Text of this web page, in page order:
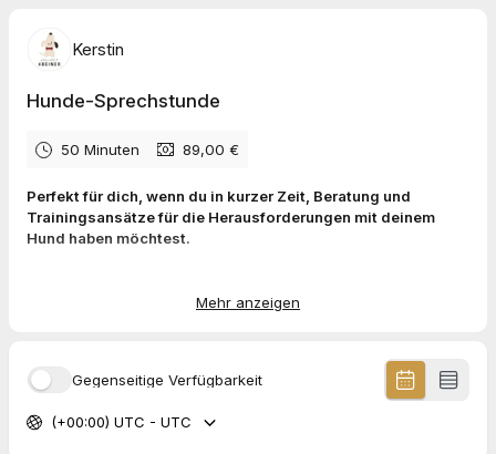
Kerstin
Hunde-Sprechstunde
50 Minuten 89,00 €
Perfekt für dich, wenn du in kurzer Zeit, Beratung und
Trainingsansätze für die Herausforderungen mit deinem
Hund haben möchtest.
50 Minuten (online) Coaching
Online via Zoom oder in Oberösterreich (ab 10km zzgl.
0,60€ /km)
Mehr anzeigen
Gegenseitige Verfügbarkeit
(+00:00) UTC - UTC